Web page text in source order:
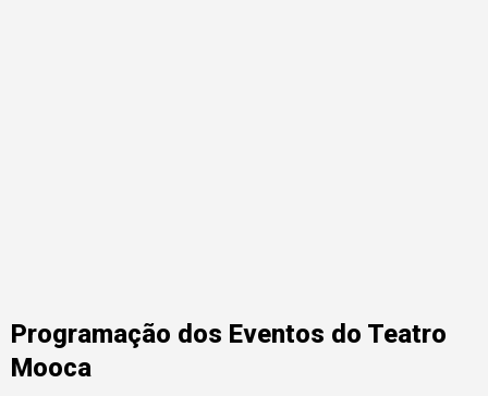
Programação dos Eventos do Teatro
Mooca